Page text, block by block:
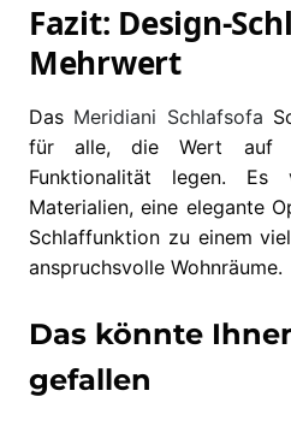
Fazit: Design-
Mehrwert
Das Meridiani Schlafsofa
für alle, die Wert auf
Funktionalität legen. Es
Materialien, eine elegante
Schlaffunktion zu einem
anspruchsvolle Wohnräume.
Das könnte
gefallen